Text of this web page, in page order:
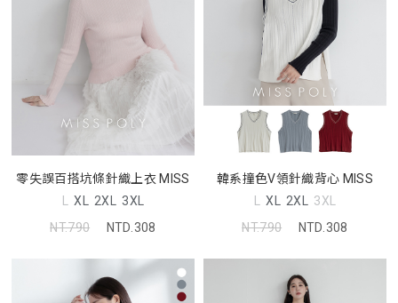
零失誤百搭坑條針織上衣 MISS
L XL 2XL 3XL
NT.790
NTD.308
韓系撞色V領針織背心 MISS
L XL 2XL 3XL
NT.790
NTD.308